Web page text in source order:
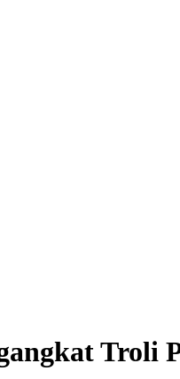
Troli